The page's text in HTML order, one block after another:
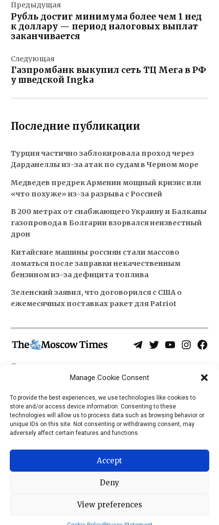
Manage Cookie Consent
To provide the best experiences, we use technologies like cookies to
store and/or access device information. Consenting to these
technologies will allow us to process data such as browsing behavior or
unique IDs on this site. Not consenting or withdrawing consent, may
adversely affect certain features and functions.
Accept
Deny
View preferences
по
записям
Предыдущая
Рубль достиг минимума более чем 1 нед
к доллару — период налоговых выплат
заканчивается
Следующая
Газпромбанк выкупил сеть ТЦ Мега в РФ
у шведской Ingka
Последние публикации
Турция частично заблокировала проход через
Дарданеллы из-за атак по судам в Черном море
Медведев предрек Армении мощный кризис или
«что похуже» из-за разрыва с Россией
В 200 метрах от снабжающего Украину и Балканы
газопровода в Болгарии взорвался неизвестный
дрон
Китайские машины россиян стали массово
ломаться после заправки некачественным
бензином из-за дефицита топлива
Зеленский заявил, что договорился с США о
ежемесячных поставках ракет для Patriot
Telegram
TwitterYouTubeInstagram
О нас
Политика конфиденциальности
iOS
Android